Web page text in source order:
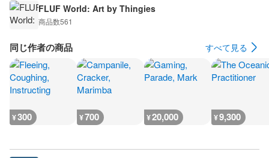
FLUF World: Art by Thingies
商品数561
同じ作者の商品 すべて見る
¥300 ¥700 ¥20,000 ¥9,300